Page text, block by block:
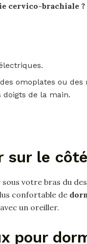
cervico-brachiale ?
omoplates ou
de la main.
sur le
votre bras du
confortable de
un oreiller.
pour